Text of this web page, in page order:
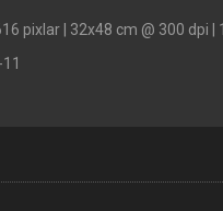
pixlar | 32x48 cm @ 300 dpi |